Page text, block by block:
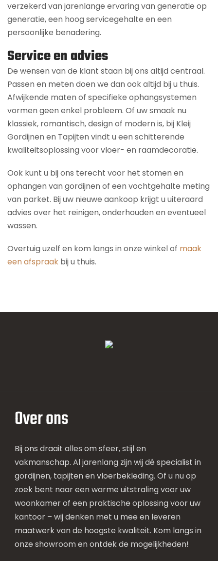
verzekerd van jarenlange ervaring van generatie op
generatie, een hoog servicegehalte en een
persoonlijke benadering.
Service en advies
De wensen van de klant staan bij ons altijd centraal.
Passen en meten doen we dan ook altijd bij u thuis.
Afwijkende maten of specifieke ophangsystemen
vormen geen enkel probleem. Of uw smaak nu
klassiek, romantisch, design of modern is, bij Kleij
Gordijnen en Tapijten vindt u een schitterende
kwaliteitsoplossing voor vloer- en raamdecoratie.
Ook kunt u bij ons terecht voor het stomen en
ophangen van gordijnen of een vochtgehalte meting
van parket. Bij uw nieuwe aankoop krijgt u uiteraard
advies over het reinigen, onderhouden en eventueel
wassen.
Overtuig uzelf en kom langs in onze winkel of maak
een afspraak bij u thuis.
Over ons
Bij ons draait alles om sfeer, stijl en
vakmanschap. Al jarenlang zijn wij dé specialist in
gordijnen, tapijten en vloerbekleding. Of u nu op
zoek bent naar een warme uitstraling voor uw
woonkamer of een praktische oplossing voor uw
kantoor – wij denken met u mee en leveren
maatwerk van de hoogste kwaliteit. Kom langs in
onze showroom en ontdek de mogelijkheden!